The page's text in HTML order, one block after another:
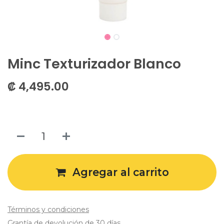
Minc Texturizador Blanco
₡ 4,495.00
Agregar al carrito
Términos y condiciones